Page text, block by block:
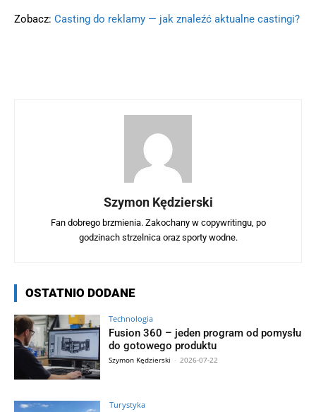
Zobacz: Casting do reklamy — jak znaleźć aktualne castingi?
Szymon Kędzierski
Fan dobrego brzmienia. Zakochany w copywritingu, po
godzinach strzelnica oraz sporty wodne.
OSTATNIO DODANE
Technologia
Fusion 360 – jeden program od pomysłu
do gotowego produktu
Szymon Kędzierski - 2026-07-22
Turystyka